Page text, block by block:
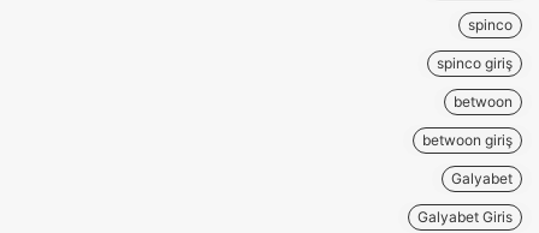
spinco
spinco giriş
betwoon
betwoon giriş
Galyabet
Galyabet Giris